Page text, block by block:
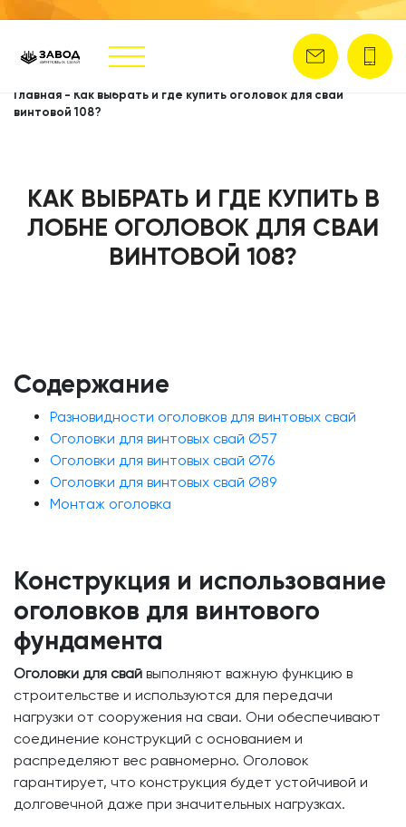
Главная - Как выбрать и где купить оголовок для сваи
винтовой 108?
КАК ВЫБРАТЬ И ГДЕ КУПИТЬ В
ЛОБНЕ ОГОЛОВОК ДЛЯ СВАИ
ВИНТОВОЙ 108?
Содержание
Разновидности оголовков для винтовых свай
Оголовки для винтовых свай Ø57
Оголовки для винтовых свай Ø76
Оголовки для винтовых свай Ø89
Монтаж оголовка
Конструкция и использование
оголовков для винтового
фундамента
Оголовки для свай выполняют важную функцию в
строительстве и используются для передачи
нагрузки от сооружения на сваи. Они обеспечивают
соединение конструкций с основанием и
распределяют вес равномерно. Оголовок
гарантирует, что конструкция будет устойчивой и
долговечной даже при значительных нагрузках.